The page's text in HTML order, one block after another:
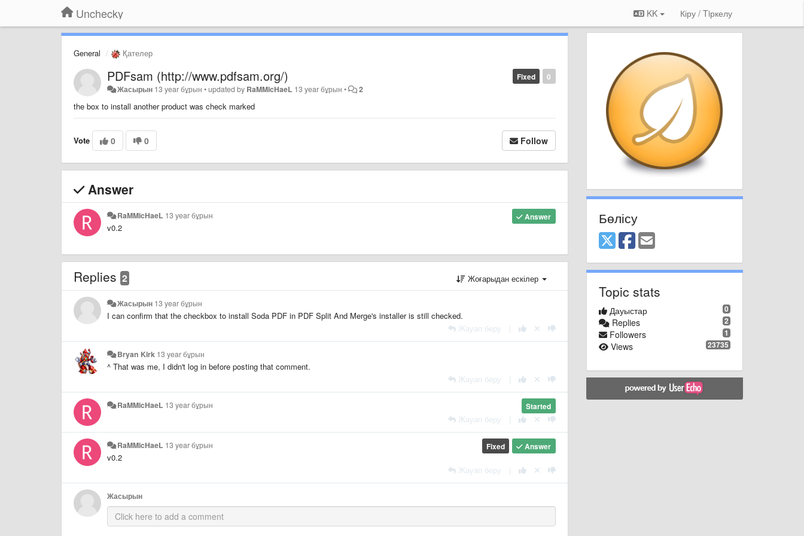
Unchecky KK Кіру / Tiркелу
General Қателер
0
Fixed
PDFsam (http://www.pdfsam.org/)
Жасырын 13 year бұрын •updated by RaMMicHaeL 13 year бұрын • 2
the box to install another product was check marked
Vote 0 0 Follow
Answer
Answer
RaMMicHaeL 13 year бұрын
v0.2
Replies 2 Жоғарыдан ескілер
Жасырын 13 year бұрын
I can confirm that the checkbox to install Soda PDF in PDF Split And Merge's installer is still checked.
Жауап беру
Bryan Kirk 13 year бұрын
^ That was me, I didn't log in before posting that comment.
Жауап беру
Started
RaMMicHaeL 13 year бұрын
Жауап беру
Answer
Fixed
RaMMicHaeL 13 year бұрын
v0.2
Жауап беру
Жасырын
Бөлісу
Topic stats
0
Дауыстар
2
Replies
1
Followers
23735
Views